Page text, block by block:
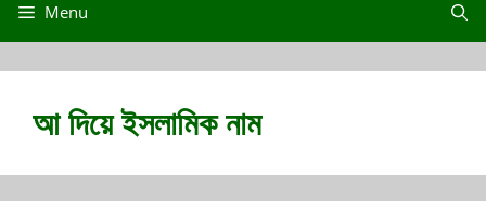
Menu
আ দিয়ে ইসলামিক নাম